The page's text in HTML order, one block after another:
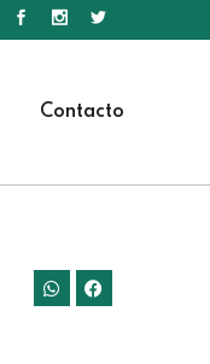
Contacto